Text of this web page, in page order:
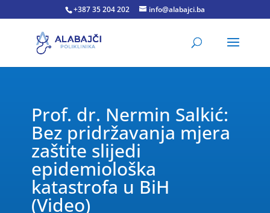
+387 35 204 202 info@alabajci.ba
Prof. dr. Nermin Salkić:
Bez pridržavanja mjera
zaštite slijedi
epidemiološka
katastrofa u BiH
(Video)